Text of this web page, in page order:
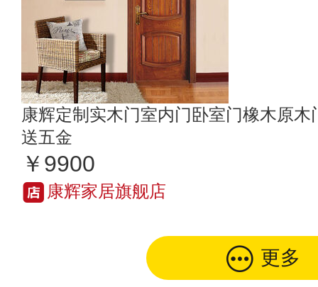
康辉定制实木门室内门卧室门橡木原
送五金
￥9900
康辉家居旗舰店
更多